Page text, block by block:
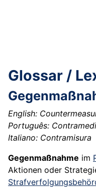
Glossar /
English:
Português:
Italiano: Contramisura
Gegenmaßnahme im
Aktionen oder